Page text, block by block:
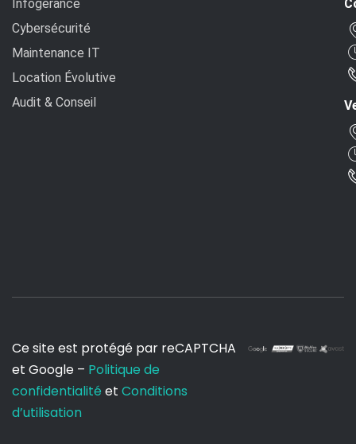
Infogérance
Cybersécurité
Maintenance IT
Location Évolutive
Audit & Conseil
Ce site est protégé par reCAPTCHA
et Google – Politique de
confidentialité et Conditions
d’utilisation